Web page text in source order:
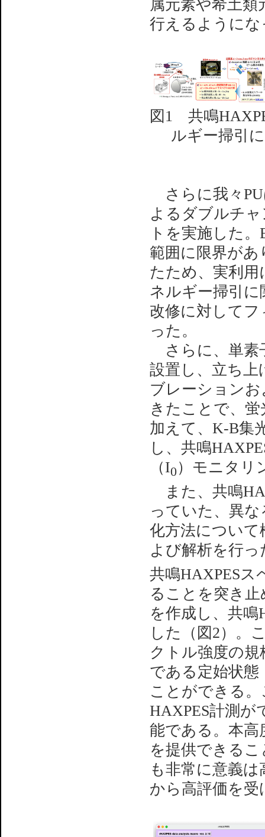
属元素や希土類
行えるようにな
図1 共鳴
ルギー掃引
さらに我々PU
よるダブルチ
トを実施した
範囲に限界が
たため、実利
ネルギー掃引
改修に対して
った。
さらに、単素
設置し、立ち
ブレーション
きたことで、
加えて、K-B集
し、共鳴
（I0）モニタリ
また、共鳴
っていた、異
化方法について
よび解析を行っ
共鳴HAXPES
ることを突き
を作成し、共鳴
した（図2）。
クトル強度の
である定始状態
ことができる
HAXPES計測
能である。本高
を提供できる
も非常に意義
から高評価を受